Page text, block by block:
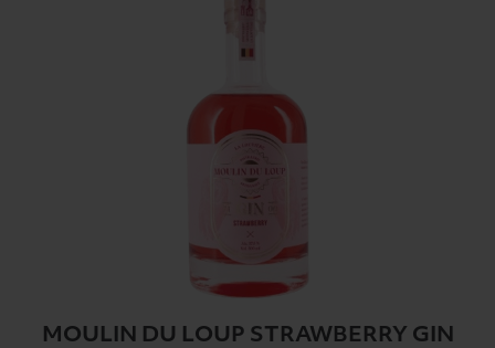
MOULIN DU LOUP STRAWBERRY GIN